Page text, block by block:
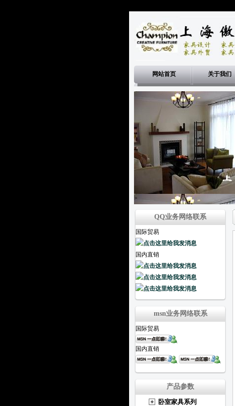
网站首页 关于我们
>
QQ业务网络联系
国际贸易
国内直销
msn业务网络联系
国际贸易
国内直销
产品参数
卧室家具系列